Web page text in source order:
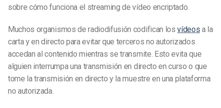
sobre cómo funciona el streaming de vídeo encriptado.
Muchos organismos de radiodifusión codifican losvídeos a la
carta y en directo para evitar que terceros no autorizados
accedan al contenido mientras se transmite. Esto evita que
alguien interrumpa una transmisión en directo en curso o que
tome la transmisión en directo y la muestre en una plataforma
no autorizada.